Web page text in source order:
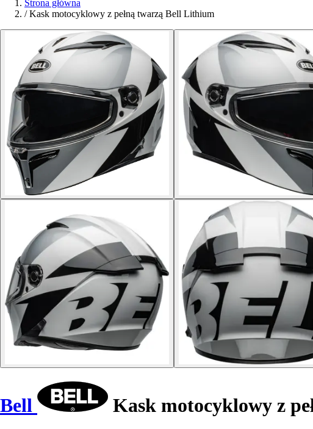
Strona główna
/ Kask motocyklowy z pełną twarzą Bell Lithium
Bell Kask motocyklowy z